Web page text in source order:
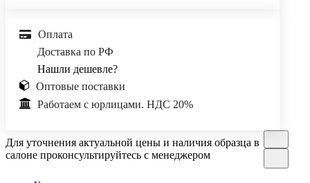
Оплата
Доставка по РФ
Нашли дешевле?
Оптовые поставки
Работаем с юрлицами. НДС 20%
Для уточнения актуальной цены и наличия образца в
салоне проконсультируйтесь с менеджером